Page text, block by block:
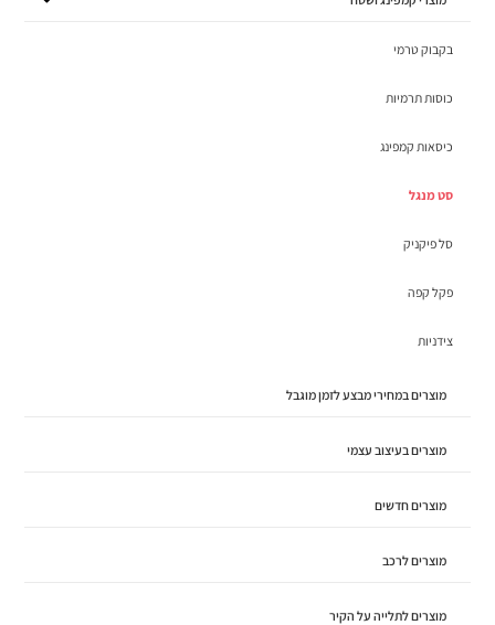
בקבוק טרמי
כוסות תרמיות
כיסאות קמפינג
סט מנגל
סל פיקניק
פקל קפה
צידניות
מוצרים במחירי מבצע לזמן מוגבל
מוצרים בעיצוב עצמי
מוצרים חדשים
מוצרים לרכב
מוצרים לתלייה על הקיר